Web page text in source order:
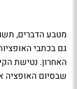
מטבע הדברים,
האחרון. נטישת
שבסיום האופציה איבדה